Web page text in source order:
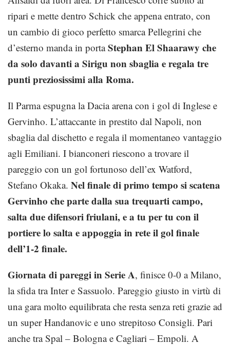
ripari e mette dentro Schick che appena entrato, con
un cambio di gioco perfetto smarca Pellegrini che
d’esterno manda in portaStephan El Shaarawy che
da solo davanti a Sirigu non sbaglia e regala tre
punti preziosissimi alla Roma.
Il Parma espugna la Dacia arena con i gol di Inglese e
Gervinho. L’attaccante in prestito dal Napoli, non
sbaglia dal dischetto e regala il momentaneo vantaggio
agli Emiliani. I bianconeri riescono a trovare il
pareggio con un gol fortunoso dell’ex Watford,
Stefano Okaka. Nel finale di primo tempo si scatena
Gervinho che parte dalla sua trequarti campo,
salta due difensori friulani, e a tu per tu con il
portiere lo salta e appoggia in rete il gol finale
dell’1-2 finale.
Giornata di pareggi in Serie A, finisce 0-0 a Milano,
la sfida tra Inter e Sassuolo. Pareggio giusto in virtù di
una gara molto equilibrata che resta senza reti grazie ad
un super Handanovic e uno strepitoso Consigli. Pari
anche tra Spal – Bologna e Cagliari – Empoli. A